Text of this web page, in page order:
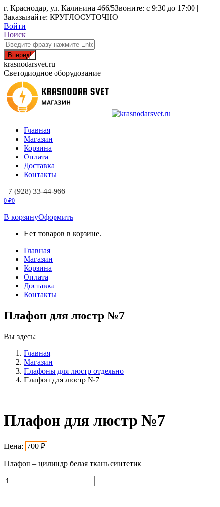
Перейти
к
содержанию
г. Краснодар, ул. Калинина 466/5Звоните: с 9:30 до 17:00 |
Заказывайте: КРУГЛОСУТОЧНО
Войти
Поиск:
Поиск
krasnodarsvet.ru
Светодиодное оборудование
Главная
Магазин
Корзина
Оплата
Доставка
Контакты
+7 (928) 33-44-966
0 ₽0
В корзинуОформить
Нет товаров в корзине.
Главная
Магазин
Корзина
Оплата
Доставка
Контакты
Плафон для люстр №7
Вы здесь:
Главная
Магазин
Плафоны для люстр отдельно
Плафон для люстр №7
Плафон для люстр №7
Цена: 700 ₽
Плафон – цилиндр белая ткань синтетик
Количество
товара